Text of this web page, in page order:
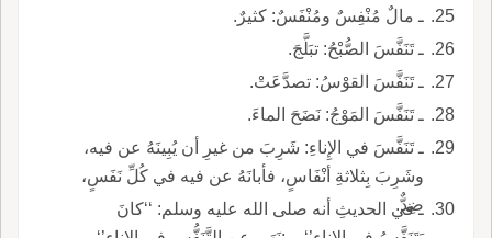
ـ مالٌ مُنْفِسٌ ومُنْفَسٌ: كثيرٌ.
ـ تَنَفَّسَ الصُّبْحُ: تبَلَّجَ.
ـ تَنَفَّسَ القوْسُ: تصدَّعَتْ.
ـ تَنَفَّسَ المَوْجُ: نَضَحَ الماءَ.
ـ تَنَفَّسَ في الإِناءِ: شَرِبَ من غيرِ أن يُبِينَهُ عن فيه،
وشَرِبَ بِثلاثةِ أنْفَاسٍ، فأبانَهُ عن فيه في كُلِّ نَفَسٍ،
ضِدٌّ.
ـ في الحديثِ أنه صلى الله عليه وسلم: ‘‘كانَ